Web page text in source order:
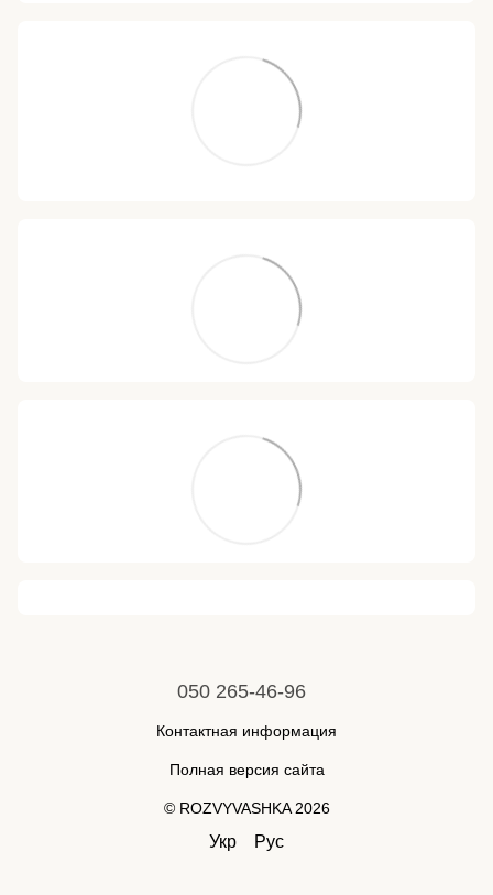
050 265-46-96
Контактная информация
Полная версия сайта
© ROZVYVASHKA 2026
Укр Рус